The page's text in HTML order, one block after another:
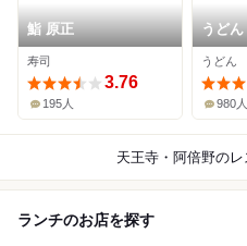
鮨 原正
寿司
3.76
195人
うど
うどん
980人
天王寺・阿倍野のレ
ランチのお店を探す